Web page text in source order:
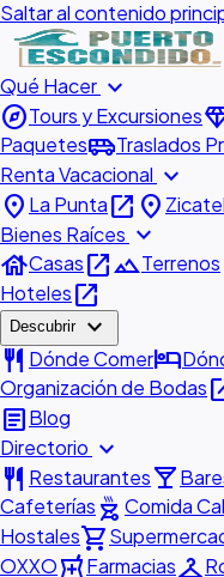
Saltar al contenido
Qué Hacer expand_more
exploreTours y Excursiones
Paquetesairport_shuttleTraslados
Renta Vacacional expand_more
place La Puntaopen_in_new place
Bienes Raíces expand_more
houseCasasopen_in_newlandscapeTerrenos
Hotelesopen_in_new
Descubrir expand_more
restaurant Dónde Comerhotel
Organización de Bodas
articleBlog
Directorio expand_more
restaurant Restauranteslocal_bar
Cafeterías outdoor_grill Comida
Hostalesshopping_cart
OXXOlocal_pharmacyFarmaciascheckroom